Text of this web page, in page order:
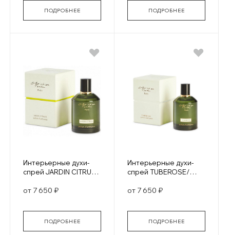
ПОДРОБНЕЕ ПОДРОБНЕЕ
Интерьерные духи-
спрей JARDIN CITRUS/
от 7 650 ₽
ПОДРОБНЕЕ
Интерьерные духи-
спрей TUBEROSE/
от 7 650 ₽
ПОДРОБНЕЕ